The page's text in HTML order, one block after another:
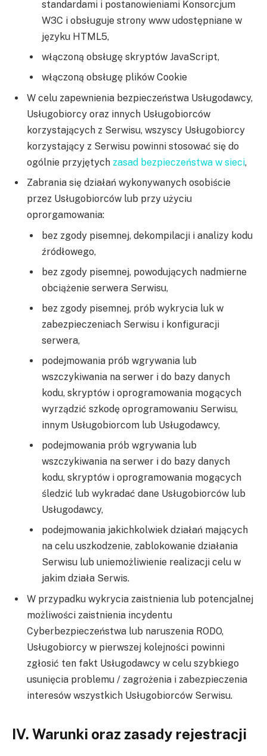
standardami i postanowieniami Konsorcjum
W3C i obsługuje strony www udostępniane w
języku HTML5,
włączoną obsługę skryptów JavaScript,
włączoną obsługę plików Cookie
W celu zapewnienia bezpieczeństwa Usługodawcy,
Usługobiorcy oraz innych Usługobiorców
korzystających z Serwisu, wszyscy Usługobiorcy
korzystający z Serwisu powinni stosować się do
ogólnie przyjętych zasad bezpieczeństwa w sieci,
Zabrania się działań wykonywanych osobiście
przez Usługobiorców lub przy użyciu
oprorgamowania:
bez zgody pisemnej, dekompilacji i analizy kodu
źródłowego,
bez zgody pisemnej, powodujących nadmierne
obciążenie serwera Serwisu,
bez zgody pisemnej, prób wykrycia luk w
zabezpieczeniach Serwisu i konfiguracji
serwera,
podejmowania prób wgrywania lub
wszczykiwania na serwer i do bazy danych
kodu, skryptów i oprogramowania mogących
wyrządzić szkodę oprogramowaniu Serwisu,
innym Usługobiorcom lub Usługodawcy,
podejmowania prób wgrywania lub
wszczykiwania na serwer i do bazy danych
kodu, skryptów i oprogramowania mogących
śledzić lub wykradać dane Usługobiorców lub
Usługodawcy,
podejmowania jakichkolwiek działań mających
na celu uszkodzenie, zablokowanie działania
Serwisu lub uniemożliwienie realizacji celu w
jakim działa Serwis.
W przypadku wykrycia zaistnienia lub potencjalnej
możliwości zaistnienia incydentu
Cyberbezpieczeństwa lub naruszenia RODO,
Usługobiorcy w pierwszej kolejności powinni
zgłosić ten fakt Usługodawcy w celu szybkiego
usunięcia problemu / zagrożenia i zabezpieczenia
interesów wszystkich Usługobiorców Serwisu.
IV. Warunki oraz zasady rejestracji